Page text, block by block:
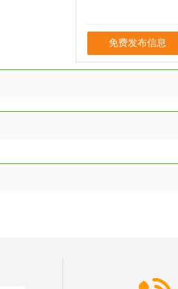
免费发布信息